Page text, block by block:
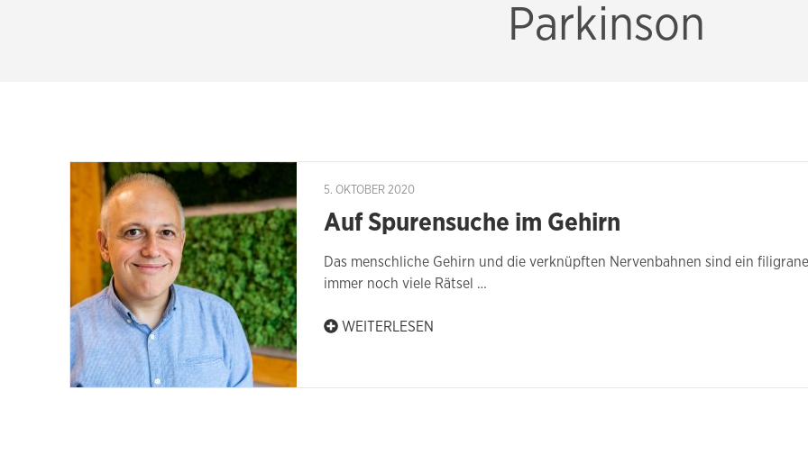
Parkinson
5. OKTOBER 2020
Auf Spurensuche im Gehirn
Das menschliche Gehirn und die verknüpften Nervenbahnen sind ein
immer noch viele Rätsel …
WEITERLESEN